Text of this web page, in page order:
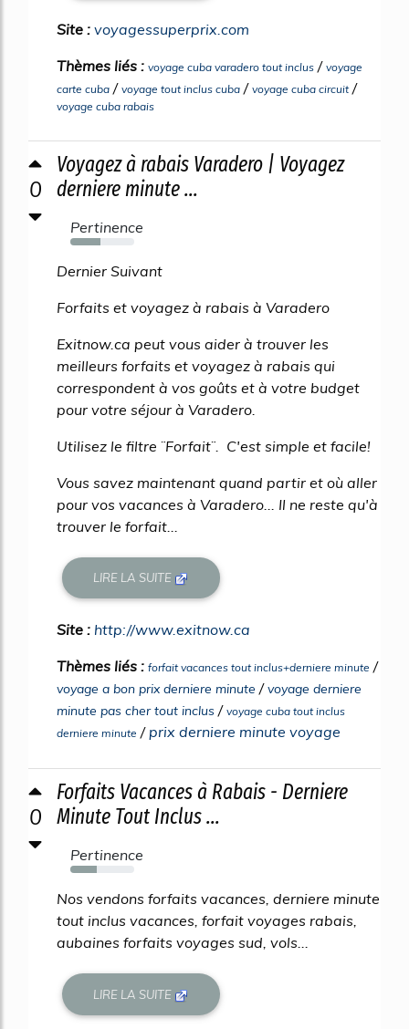
Site : voyagessuperprix.com
Thèmes liés : voyage cuba varadero tout inclus / voyage
carte cuba / voyage tout inclus cuba / voyage cuba circuit/
voyage cuba rabais
0
Voyagez à rabais Varadero | Voyagez
derniere minute ...
Pertinence
47%
Dernier Suivant
Forfaits et voyagez à rabais à Varadero
Exitnow.ca peut vous aider à trouver les
meilleurs forfaits et voyagez à rabais qui
correspondent à vos goûts et à votre budget
pour votre séjour à Varadero.
Utilisez le filtre ¨Forfait¨. C'est simple et facile!
Vous savez maintenant quand partir et où aller
pour vos vacances à Varadero... Il ne reste qu'à
trouver le forfait...
LIRE LA SUITE
Site : http://www.exitnow.ca
Thèmes liés : forfait vacances tout inclus+derniere minute /
voyage a bon prix derniere minute /voyage derniere
minute pas cher tout inclus / voyage cuba tout inclus
derniere minute / prix derniere minute voyage
0
Forfaits Vacances à Rabais - Derniere
Minute Tout Inclus ...
Pertinence
42%
Nos vendons forfaits vacances, derniere minute
tout inclus vacances, forfait voyages rabais,
aubaines forfaits voyages sud, vols...
LIRE LA SUITE